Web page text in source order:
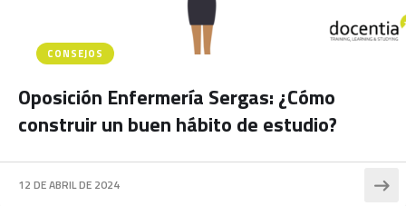
CONSEJOS
Oposición Enfermería Sergas: ¿Cómo
construir un buen hábito de estudio?
12 DE ABRIL DE 2024